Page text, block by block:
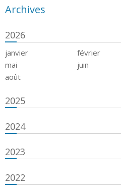
Archives
2026
janvier février
mai
juin
août
2025
2024
2023
2022